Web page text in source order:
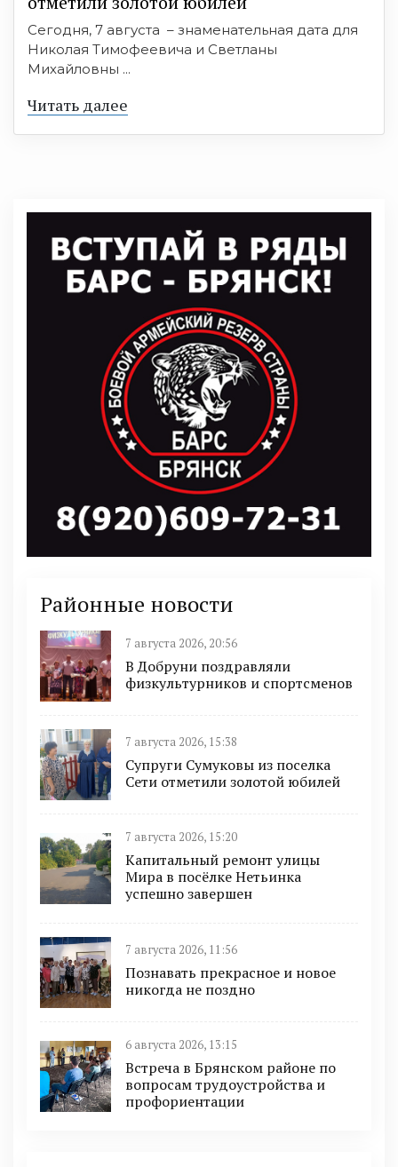
Сегодня, 7 августа – знаменательная дата для
Николая Тимофеевича и Светланы
Михайловны ...
Читать далее
Районные новости
7 августа 2026, 20:56
В Добруни поздравляли
физкультурников и спортсменов
7 августа 2026, 15:38
Супруги Сумуковы из поселка
Сети отметили золотой юбилей
7 августа 2026, 15:20
Капитальный ремонт улицы
Мира в посёлке Нетьинка
успешно завершен
7 августа 2026, 11:56
Познавать прекрасное и новое
никогда не поздно
6 августа 2026, 13:15
Встреча в Брянском районе по
вопросам трудоустройства и
профориентации